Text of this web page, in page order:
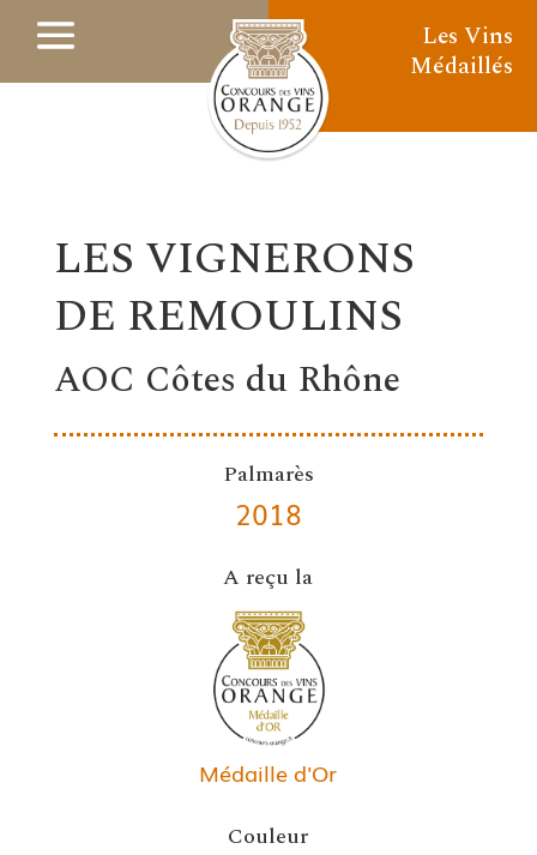
Les Vins
Médaillés
LES VIGNERONS
DE REMOULINS
AOC Côtes du Rhône
Palmarès
2018
A reçu la
Médaille d'Or
Couleur